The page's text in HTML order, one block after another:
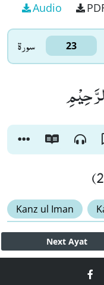
Audio
سورۃ 23
Kanz ul Iman
Next Ayat